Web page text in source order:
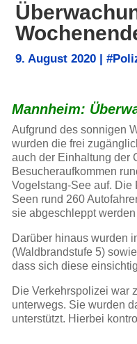
9. August 2020 |
Mannheim:
Aufgrund des sonnigen
wurden die frei
auch der Einhaltung der
Besucheraufkommen
Vogelstang-See auf. Die
Seen rund 260
sie abgeschleppt
Darüber hinaus wurden
(Waldbrandstufe 5)
dass sich diese
Die Verkehrspolizei war
unterwegs. Sie wurden
unterstützt. Hierbei